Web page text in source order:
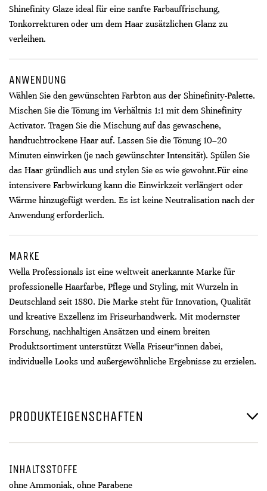
Shinefinity Glaze ideal für eine sanfte Farbauffrischung,
Tonkorrekturen oder um dem Haar zusätzlichen Glanz zu
verleihen.​
ANWENDUNG
Wählen Sie den gewünschten Farbton aus der Shinefinity-Palette.
Mischen Sie die Tönung im Verhältnis 1:1 mit dem Shinefinity
Activator. Tragen Sie die Mischung auf das gewaschene,
handtuchtrockene Haar auf. Lassen Sie die Tönung 10–20
Minuten einwirken (je nach gewünschter Intensität). Spülen Sie
das Haar gründlich aus und stylen Sie es wie gewohnt.​ Für eine
intensivere Farbwirkung kann die Einwirkzeit verlängert oder
Wärme hinzugefügt werden. Es ist keine Neutralisation nach der
Anwendung erforderlich.
MARKE
Wella Professionals ist eine weltweit anerkannte Marke für
professionelle Haarfarbe, Pflege und Styling, mit Wurzeln in
Deutschland seit 1880. Die Marke steht für Innovation, Qualität
und kreative Exzellenz im Friseurhandwerk. Mit modernster
Forschung, nachhaltigen Ansätzen und einem breiten
Produktsortiment unterstützt Wella Friseur*innen dabei,
individuelle Looks und außergewöhnliche Ergebnisse zu erzielen.
PRODUKTEIGENSCHAFTEN
INHALTSSTOFFE
ohne Ammoniak, ohne Parabene